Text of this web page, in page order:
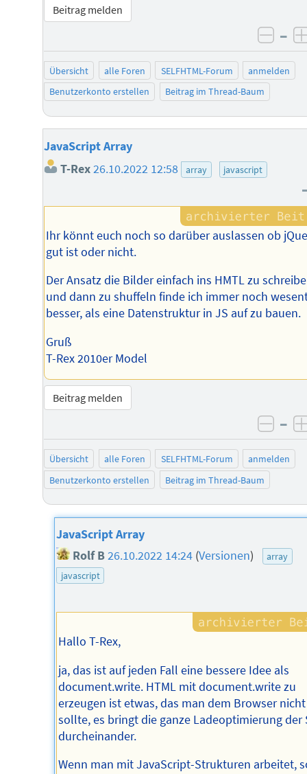
Beitrag melden
–
Übersicht alle Foren SELFHTML-Forum
anmelden
Benutzerkonto erstellen
Beitrag im Thread-Baum
JavaScript Array
T-Rex26.10.2022 12:58 array javascript
Ihr könnt euch noch so darüber auslassen ob
gut ist oder nicht.
Der Ansatz die Bilder einfach ins HMTL zu
und dann zu shuffeln finde ich immer noch
besser, als eine Datenstruktur in JS auf zu bauen.
Gruß
T-Rex 2010er Model
Beitrag melden
–
Übersicht alle Foren SELFHTML-Forum
anmelden
Benutzerkonto erstellen
Beitrag im Thread-Baum
JavaScript Array
Rolf B26.10.2022 14:24 (Versionen)
array
javascript
Hallo T-Rex,
ja, das ist auf jeden Fall eine bessere Idee als
document.write. HTML mit document.write zu
erzeugen ist etwas, das man dem Browser
sollte, es bringt die ganze Ladeoptimierung der
durcheinander.
Wenn man mit JavaScript-Strukturen arbeitet,